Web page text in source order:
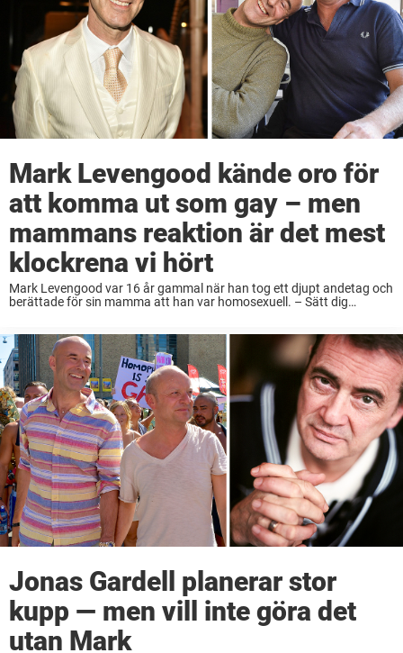
Mark Levengood kände oro för
att komma ut som gay – men
mammans reaktion är det mest
klockrena vi hört
Mark Levengood var 16 år gammal när han tog ett djupt andetag och
berättade för sin mamma att han var homosexuell. – Sätt dig
Jonas Gardell planerar stor
kupp — men vill inte göra det
utan Mark